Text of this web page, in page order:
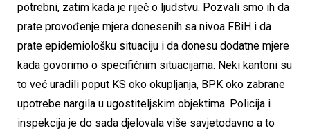
potrebni, zatim kada je riječ o ljudstvu. Pozvali smo ih da
prate provođenje mjera donesenih sa nivoa FBiH i da
prate epidemiološku situaciju i da donesu dodatne mjere
kada govorimo o specifičnim situacijama. Neki kantoni su
to već uradili poput KS oko okupljanja, BPK oko zabrane
upotrebe nargila u ugostiteljskim objektima. Policija i
inspekcija je do sada djelovala više savjetodavno a to